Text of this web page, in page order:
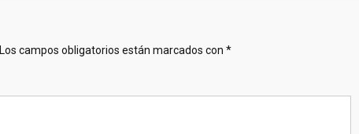
Los campos obligatorios están marcados con *